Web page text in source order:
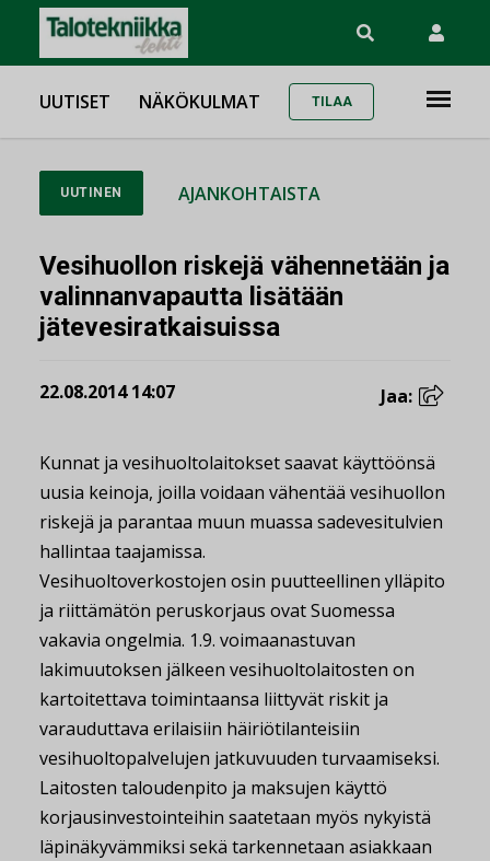
UUTISET NÄKÖKULMAT TILAA
UUTINEN AJANKOHTAISTA
Vesihuollon riskejä vähennetään ja
valinnanvapautta lisätään
jätevesiratkaisuissa
22.08.2014 14:07 Jaa:
Kunnat ja vesihuoltolaitokset saavat käyttöönsä
uusia keinoja, joilla voidaan vähentää vesihuollon
riskejä ja parantaa muun muassa sadevesitulvien
hallintaa taajamissa.
Vesihuoltoverkostojen osin puutteellinen ylläpito
ja riittämätön peruskorjaus ovat Suomessa
vakavia ongelmia. 1.9. voimaanastuvan
lakimuutoksen jälkeen vesihuoltolaitosten on
kartoitettava toimintaansa liittyvät riskit ja
varauduttava erilaisiin häiriötilanteisiin
vesihuoltopalvelujen jatkuvuuden turvaamiseksi.
Laitosten taloudenpito ja maksujen käyttö
korjausinvestointeihin saatetaan myös nykyistä
läpinäkyvämmiksi sekä tarkennetaan asiakkaan